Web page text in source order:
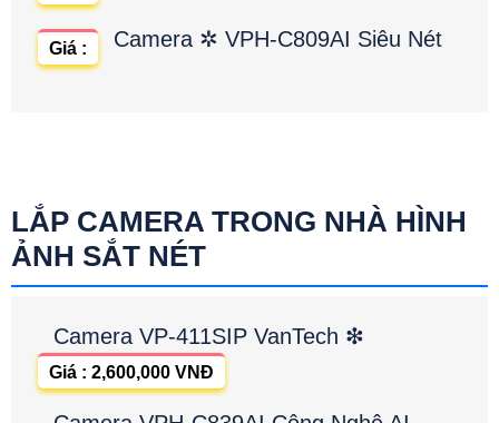
Camera ✲ VPH-C809AI Siêu Nét
Giá :
LẮP CAMERA TRONG NHÀ HÌNH
ẢNH SẮT NÉT
Camera VP-411SIP VanTech ❇
Giá : 2,600,000 VNĐ